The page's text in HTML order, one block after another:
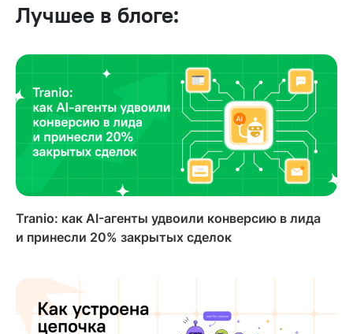
Лучшее в блоге:
Tranio: как AI-агенты удвоили конверсию в лида
и принесли 20% закрытых сделок